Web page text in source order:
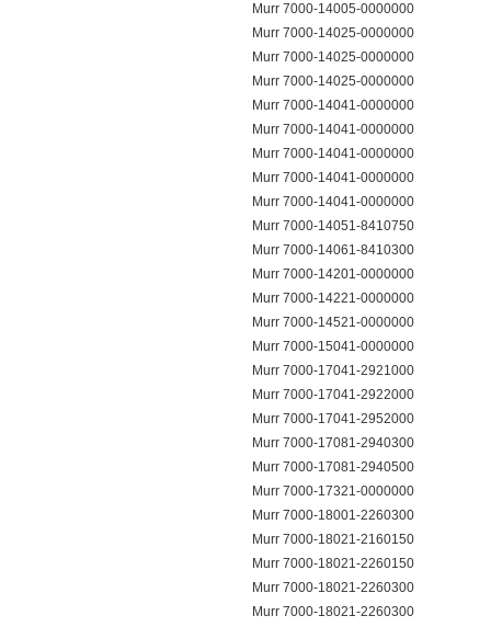
Murr 7000-14005-0000000
Murr 7000-14025-0000000
Murr 7000-14025-0000000
Murr 7000-14025-0000000
Murr 7000-14041-0000000
Murr 7000-14041-0000000
Murr 7000-14041-0000000
Murr 7000-14041-0000000
Murr 7000-14041-0000000
Murr 7000-14051-8410750
Murr 7000-14061-8410300
Murr 7000-14201-0000000
Murr 7000-14221-0000000
Murr 7000-14521-0000000
Murr 7000-15041-0000000
Murr 7000-17041-2921000
Murr 7000-17041-2922000
Murr 7000-17041-2952000
Murr 7000-17081-2940300
Murr 7000-17081-2940500
Murr 7000-17321-0000000
Murr 7000-18001-2260300
Murr 7000-18021-2160150
Murr 7000-18021-2260150
Murr 7000-18021-2260300
Murr 7000-18021-2260300